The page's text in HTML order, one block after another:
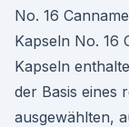
No. 16
Kapseln No. 16
Kapseln
der Basis eines
ausgewählten,